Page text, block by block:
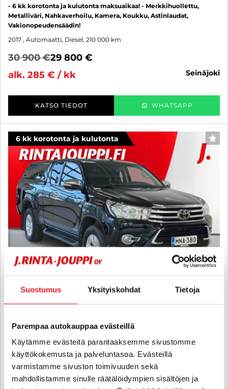
Suostumus Yksityiskohdat Tietoja
Parempaa autokauppaa evästeillä
Käytämme evästeitä parantaaksemme sivustomme
käyttökokemusta ja palveluntasoa. Evästeillä
varmistamme sivuston toimivuuden sekä
mahdollistamme sinulle räätälöidympien sisältöjen ja
- 6 kk korotonta ja kulutonta maksuaikaa! - Merkkihuollettu,
Metalliväri, Nahkaverhoilu, Kamera, Koukku, Astinlaudat,
Vakionopeudensäädin!
2017 , Automaatti, Diesel, 210 000 km
30 900 €29 800 €
alk. 285 € / kk
seinäjoki
KATSO TIEDOT WHATSAPP
6 kk korotonta ja kulutonta
Toyota Hilux
Extra Cab 2,4 D-4D 150 4WD Active - 6 kk korotonta ja kulutonta
maksuaikaa! - ALV- vähennyskelpoinen Suomi-auto, Vetokoukku,
Peruutus kamera, Ilmastointi - J. autoturva
2018 , Manuaali, Diesel, 184 000 km
32 900 €
32 700 €